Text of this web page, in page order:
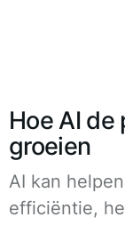
Hoe AI de
groeien
AI kan
efficiëntie,